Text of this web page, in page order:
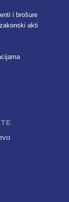
i brošure
akti